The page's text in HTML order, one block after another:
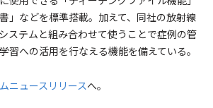
」などを標準搭載。加えて、同社の放射線
ステムと組み合わせて使うことで症例の管
習への活用を行なえる機能を備えている。
ニュースリリースへ。